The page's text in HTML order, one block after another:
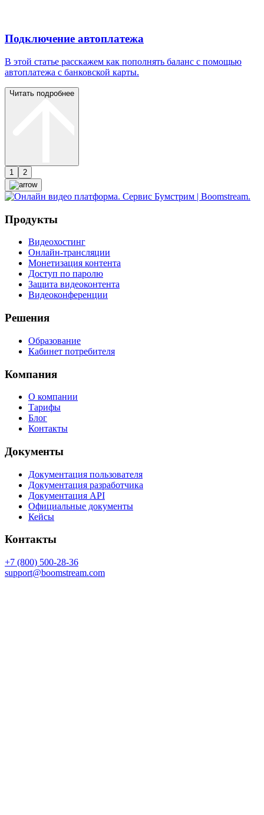
Подключение автоплатежа
В этой статье расскажем как пополнять баланс с помощью
автоплатежа с банковской карты.
Читать подробнее
1 2
Продукты
Видеохостинг
Онлайн-трансляции
Монетизация контента
Доступ по паролю
Защита видеоконтента
Видеоконференции
Решения
Образование
Кабинет потребителя
Компания
О компании
Тарифы
Блог
Контакты
Документы
Документация пользователя
Документация разработчика
Документация API
Официальные документы
Кейсы
Контакты
+7 (800) 500-28-36
support@boomstream.com